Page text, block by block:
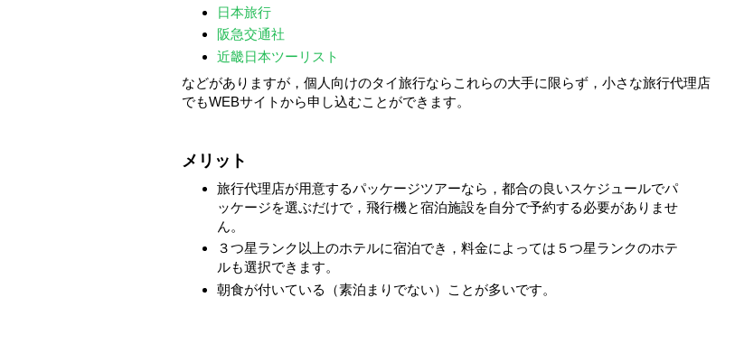
日本旅行
阪急交通社
近畿日本ツーリスト
などがありますが，個人向けのタイ旅行ならこれらの大手に限らず，小さな旅行代理店
でもWEBサイトから申し込むことができます。
メリット
旅行代理店が用意するパッケージツアーなら，都合の良いスケジュールでパ
ッケージを選ぶだけで，飛行機と宿泊施設を自分で予約する必要がありませ
ん。
３つ星ランク以上のホテルに宿泊でき，料金によっては５つ星ランクのホテ
ルも選択できます。
朝食が付いている（素泊まりでない）ことが多いです。